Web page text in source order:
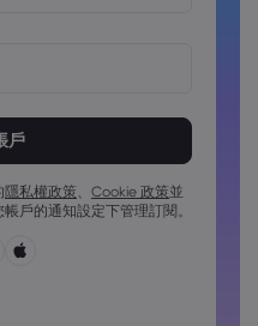
之間
隱私權政策、 Cookie 政策並
戶的通知設定下管理訂閱。